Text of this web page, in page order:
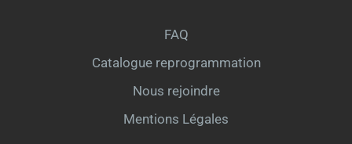
FAQ
Catalogue reprogrammation
Nous rejoindre
Mentions Légales